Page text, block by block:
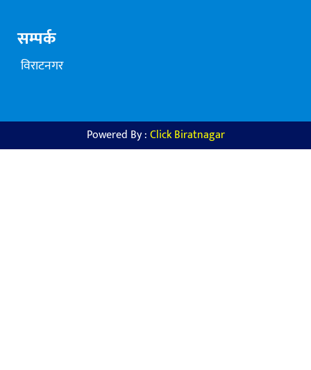
सम्पर्क
विराटनगर
Powered By :Click Biratnagar